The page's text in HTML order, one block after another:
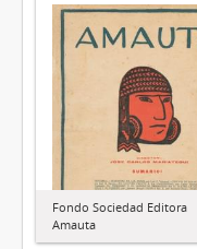
Fondo Sociedad Editora
Amauta